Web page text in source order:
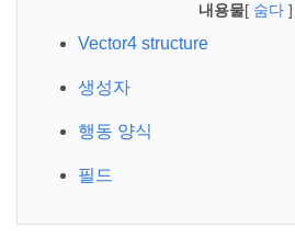
내용물[ 숨다 ]
Vector4 structure
생성자
행동 양식
필드